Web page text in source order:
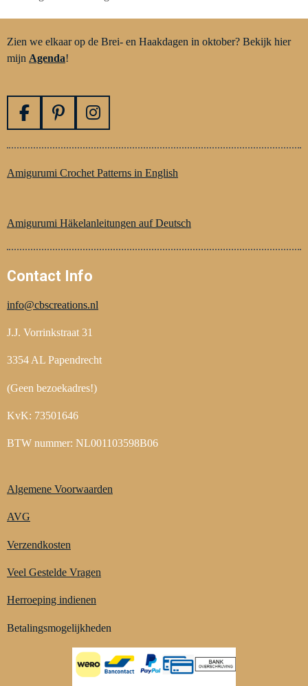
Zien we elkaar op de Brei- en Haakdagen in oktober? Bekijk hier
mijn Agenda!
F
c
e
o
P
n
t
e
t
I
s
t
r
m
Amigurumi Crochet Patterns in English
Amigurumi Häkelanleitungen auf Deutsch
Contact Info
info@cbscreations.nl
J.J. Vorrinkstraat 31
3354 AL Papendrecht
(Geen bezoekadres!)
KvK: 73501646
BTW nummer: NL001103598B06
Algemene Voorwaarden
AVG
Verzendkosten
Veel Gestelde Vragen
Herroeping indienen
Betalingsmogelijkheden